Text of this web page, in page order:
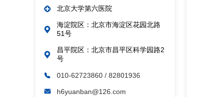
北京大学第六医院
海淀院区：北京市海淀区花园北路
51号
昌平院区：北京市昌平区科学园路2
号
010-62723860 / 82801936
h6yuanban@126.com